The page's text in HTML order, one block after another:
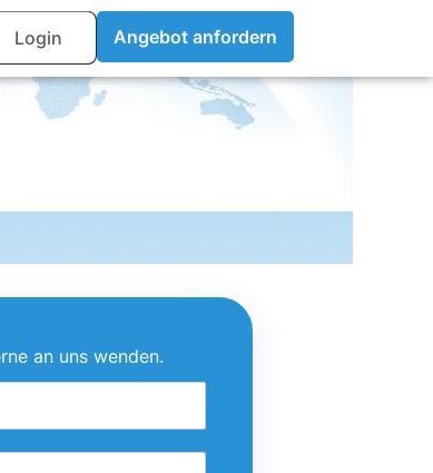
Login Angebot anfordern
an uns wenden.